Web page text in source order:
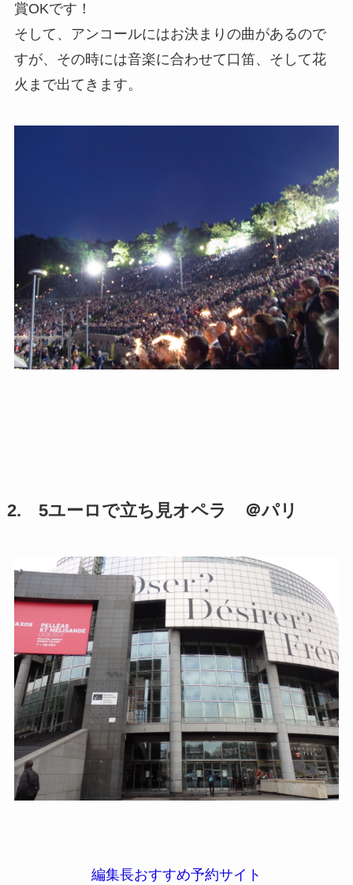
賞OKです！
そして、アンコールにはお決まりの曲があるので
すが、その時には音楽に合わせて口笛、そして花
火まで出てきます。
2. 5ユーロで立ち見オペラ ＠パリ
編集長おすすめ予約サイト